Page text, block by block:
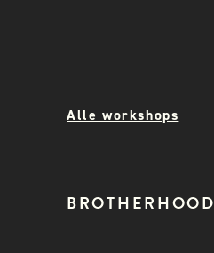
Alle workshops
BROTHERHOOD